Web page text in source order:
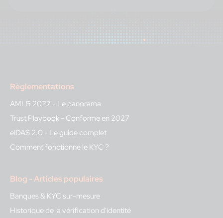
Règlementations
AMLR 2027 - Le panorama
Trust Playbook - Conforme en 2027
eIDAS 2.0 - Le guide complet
Comment fonctionne le KYC ?
Blog - Articles populaires
Banques & KYC sur-mesure
Historique de la vérification d'identité